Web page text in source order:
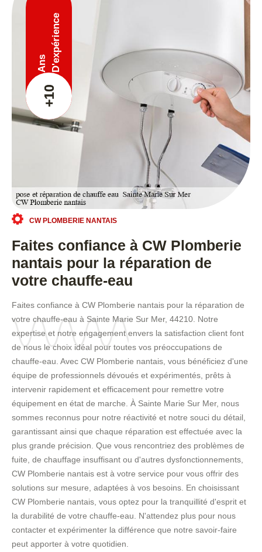
+10
Ans D'expérience
CW PLOMBERIE NANTAIS
Faites confiance à CW Plomberie
nantais pour la réparation de
votre chauffe-eau
Faites confiance à CW Plomberie nantais pour la réparation de
votre chauffe-eau à Sainte Marie Sur Mer, 44210. Notre
expertise et notre engagement envers la satisfaction client font
de nous le choix idéal pour toutes vos préoccupations de
chauffe-eau. Avec CW Plomberie nantais, vous bénéficiez d'une
équipe de professionnels dévoués et expérimentés, prêts à
intervenir rapidement et efficacement pour remettre votre
équipement en état de marche. À Sainte Marie Sur Mer, nous
sommes reconnus pour notre réactivité et notre souci du détail,
garantissant ainsi que chaque réparation est effectuée avec la
plus grande précision. Que vous rencontriez des problèmes de
fuite, de chauffage insuffisant ou d'autres dysfonctionnements,
CW Plomberie nantais est à votre service pour vous offrir des
solutions sur mesure, adaptées à vos besoins. En choisissant
CW Plomberie nantais, vous optez pour la tranquillité d'esprit et
la durabilité de votre chauffe-eau. N'attendez plus pour nous
contacter et expérimenter la différence que notre savoir-faire
peut apporter à votre quotidien.